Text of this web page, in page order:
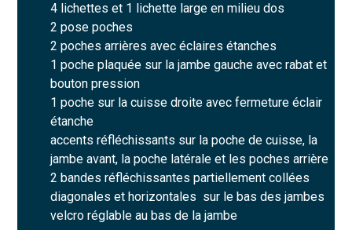
4 lichettes et 1 lichette large en milieu dos
2 pose poches
2 poches arrières avec éclaires étanches
1 poche plaquée sur la jambe gauche avec rabat et
bouton pression
1 poche sur la cuisse droite avec fermeture éclair
étanche
accents réfléchissants sur la poche de cuisse, la
jambe avant, la poche latérale et les poches arrière
2 bandes réfléchissantes partiellement collées
diagonales et horizontales sur le bas des jambes
velcro réglable au bas de la jambe